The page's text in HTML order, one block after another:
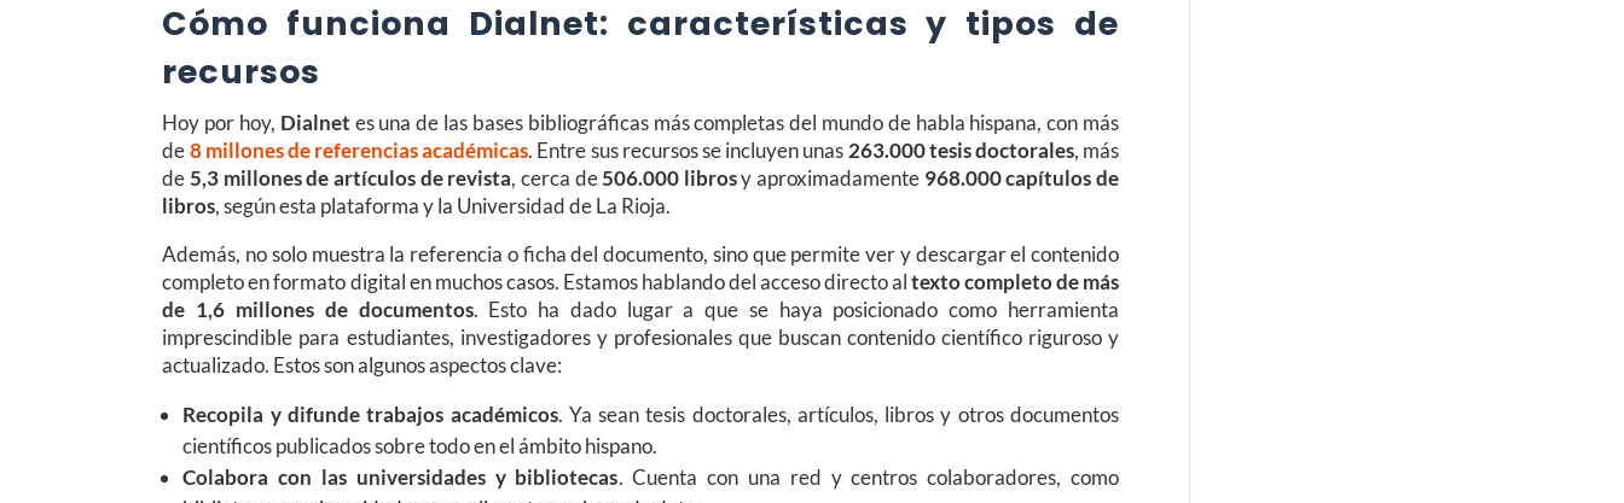
Cómo funciona Dialnet: características y tipos de
recursos
Hoy por hoy, Dialnet es una de las bases bibliográficas más completas del mundo de habla hispana, con más
de8 millones de referencias académicas. Entre sus recursos se incluyen unas 263.000 tesis doctorales, más
de5,3 millones de artículos de revista, cerca de506.000 librosy aproximadamente 968.000 capítulos de
libros, según esta plataforma y la Universidad de La Rioja.
Además, no solo muestra la referencia o ficha del documento, sino que permite ver y descargar el contenido
completo en formato digital en muchos casos. Estamos hablando del acceso directo altexto completo de más
de 1,6 millones de documentos. Esto ha dado lugar a que se haya posicionado como herramienta
imprescindible para estudiantes, investigadores y profesionales que buscan contenido científico riguroso y
actualizado. Estos son algunos aspectos clave:
Recopila y difunde trabajos académicos. Ya sean tesis doctorales, artículos, libros y otros documentos
científicos publicados sobre todo en el ámbito hispano.
Colabora con las universidades y bibliotecas. Cuenta con una red y centros colaboradores, como